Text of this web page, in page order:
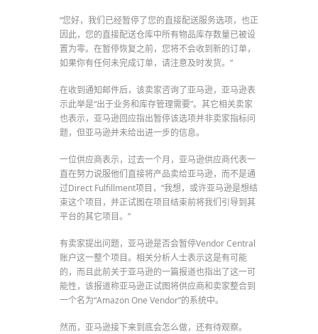
“您好，我们已经暂停了您的直接配送服务选项，也正
因此，您的直接配送仓库中所有物品库存数量已被设
置为零。在暂停恢复之前，您将不会收到新的订单，
如果你有任何未完成订单，请注意及时发货。”
在收到通知邮件后，该卖家咨询了亚马逊，亚马逊表
示此举是“出于业务和库存管理需要”。其它相关卖家
也表示，亚马逊回应指出暂停该选项并非卖家指标问
题，但亚马逊并未给出进一步的信息。
一位供应商表示，过去一个月，亚马逊供应商代表一
直在努力说服他们直接将产品卖给亚马逊，而不是通
过Direct Fulfillment项目，“我想，或许亚马逊是想结
束这个项目，并正试图在项目结束前将我们引导到其
平台的其它项目。”
有卖家提出问题，亚马逊是否会暂停Vendor Central
账户这一整个项目。相关分析人士表示这是有可能
的，而且此前关于亚马逊的一篇报道也指出了这一可
能性，该报道称亚马逊正试图将供应商和卖家整合到
一个名为“Amazon One Vendor”的系统中。
然而，亚马逊接下来到底会怎么做，还有待观察。